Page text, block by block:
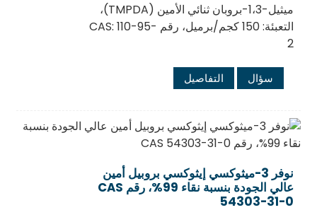
ميثيل-1،3-بروبان ثنائي الأمين (TMPDA)،
التعبئة: 150 كجم/برميل، رقم CAS: 110-95-
2
سؤال التفاصيل
نوفر 3-ميثوكسي إيثوكسي بروبيل أمين
عالي الجودة بنسبة نقاء 99%، رقم CAS
54303-31-0